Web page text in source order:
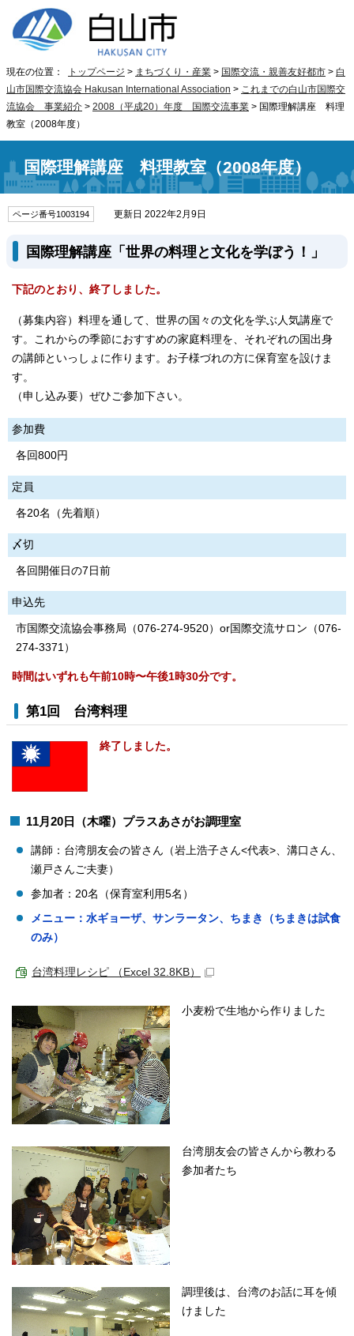
現在の位置： トップページ > まちづくり・産業 > 国際交流・親善友好都市 > 白
山市国際交流協会 Hakusan International Association > これまでの白山市国際交
流協会 事業紹介 > 2008（平成20）年度 国際交流事業 > 国際理解講座 料理
教室（2008年度）
国際理解講座 料理教室（2008年度）
ページ番号1003194 更新日 2022年2月9日
国際理解講座「世界の料理と文化を学ぼう！」
下記のとおり、終了しました。
（募集内容）料理を通して、世界の国々の文化を学ぶ人気講座で
す。これからの季節におすすめの家庭料理を、それぞれの国出身
の講師といっしょに作ります。お子様づれの方に保育室を設けま
す。
（申し込み要）ぜひご参加下さい。
参加費
各回800円
定員
各20名（先着順）
〆切
各回開催日の7日前
申込先
市国際交流協会事務局（076-274-9520）or国際交流サロン（076-
274-3371）
時間はいずれも午前10時〜午後1時30分です。
第1回 台湾料理
終了しました。
11月20日（木曜）プラスあさがお調理室
講師：台湾朋友会の皆さん（岩上浩子さん<代表>、溝口さん、
瀬戸さんご夫妻）
参加者：20名（保育室利用5名）
メニュー：水ギョーザ、サンラータン、ちまき（ちまきは試食
のみ）
台湾料理レシピ （Excel 32.8KB）
小麦粉で生地から作りました
台湾朋友会の皆さんから教わる
参加者たち
調理後は、台湾のお話に耳を傾
けました